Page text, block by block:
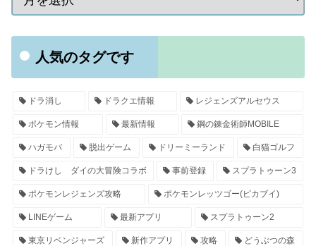
人気のタグです
ドラ消し ドラクエ情報 レジェンズアルセウス
ポケモン情報 最新情報 鋼の錬金術師MOBILE
ハガモバ 脱出ゲーム ドリーミーランド 白猫ゴルフ
ドラけし ダイの大冒険コラボ 事前登録 スプラトゥーン3
ポケモンレジェンズ攻略 ポケモンレッツゴー(ピカブイ)
LINEゲーム 最新アプリ スプラトゥーン2
東京リベンジャーズ 新作アプリ 攻略 どうぶつの森